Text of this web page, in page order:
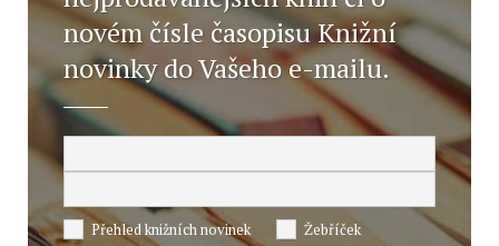
novém čísle časopisu Knižní
novinky do Vašeho e-mailu.
Přehled knižních novinek Žebříček